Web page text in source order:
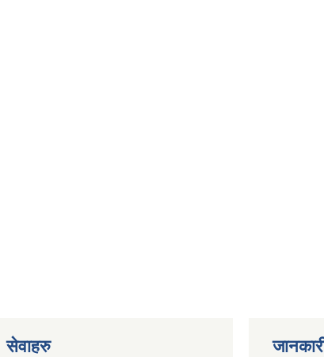
सेवाहरु